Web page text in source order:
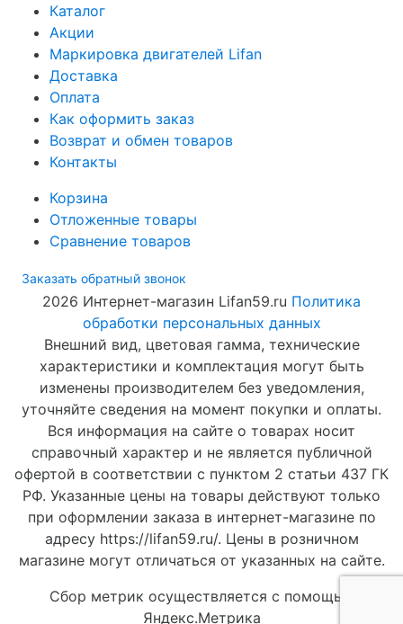
Каталог
Акции
Маркировка двигателей Lifan
Доставка
Оплата
Как оформить заказ
Возврат и обмен товаров
Контакты
Корзина
Отложенные товары
Сравнение товаров
Заказать обратный звонок
2026 Интернет-магазин Lifan59.ru Политика
обработки персональных данных
Внешний вид, цветовая гамма, технические
характеристики и комплектация могут быть
изменены производителем без уведомления,
уточняйте сведения на момент покупки и оплаты.
Вся информация на сайте о товарах носит
справочный характер и не является публичной
офертой в соответствии с пунктом 2 статьи 437 ГК
РФ. Указанные цены на товары действуют только
при оформлении заказа в интернет-магазине по
адресу https://lifan59.ru/. Цены в розничном
магазине могут отличаться от указанных на сайте.
Сбор метрик осуществляется с помощью
Яндекс.Метрика